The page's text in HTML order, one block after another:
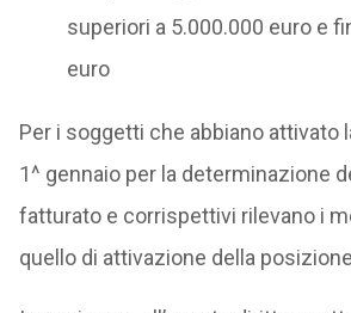
superiori a 5.000.000 euro e
euro
Per i soggetti che abbiano attivato
1^ gennaio per la determinazione
fatturato e corrispettivi rilevano i
quello di attivazione della